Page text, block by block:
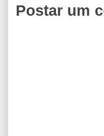
Postar um